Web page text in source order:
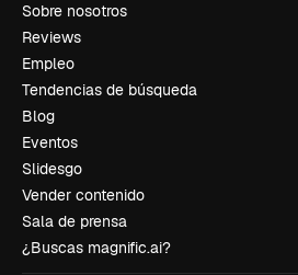
Sobre nosotros
Reviews
Empleo
Tendencias de búsqueda
Blog
Eventos
Slidesgo
Vender contenido
Sala de prensa
¿Buscas magnific.ai?